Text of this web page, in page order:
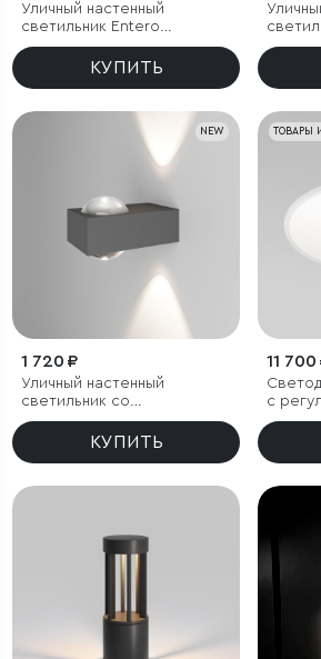
Уличный настенный
светильник Entero
(35189/W) 3000K черный
КУПИТЬ
NEW
1 720 ₽
Уличный настенный
светильник со
светодиодами Lenses
КУПИТЬ
ТОВАРЫ
11 700
с